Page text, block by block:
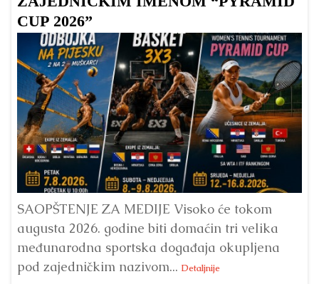
CUP 2026”
SAOPŠTENJE ZA MEDIJE Visoko će tokom
augusta 2026. godine biti domaćin tri velika
međunarodna sportska događaja okupljena
pod zajedničkim nazivom... Detaljnije